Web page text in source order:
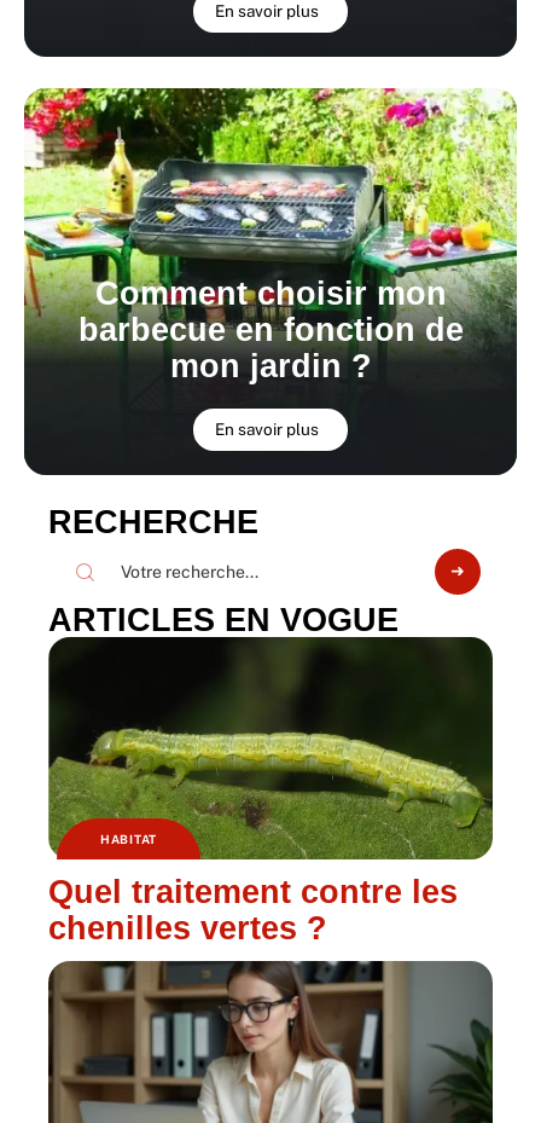
En savoir plus
Comment choisir mon
barbecue en fonction de
mon jardin ?
En savoir plus
RECHERCHE
ARTICLES EN VOGUE
HABITAT
Quel traitement contre les
chenilles vertes ?